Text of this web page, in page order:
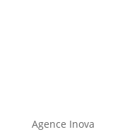
Agence Inova